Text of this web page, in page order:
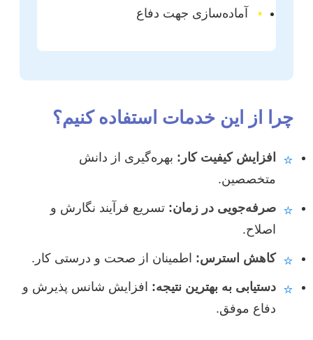
▪
آماده‌سازی جهت دفاع
چرا از این خدمات استفاده کنیم؟
⭐ افزایش کیفیت کار: بهره‌گیری از دانش
متخصصین.
⭐ صرفه‌جویی در زمان: تسریع فرآیند نگارش و
اصلاح.
⭐ کاهش استرس: اطمینان از صحت و درستی کار.
⭐ دستیابی به بهترین نتیجه: افزایش شانس پذیرش و
دفاع موفق.